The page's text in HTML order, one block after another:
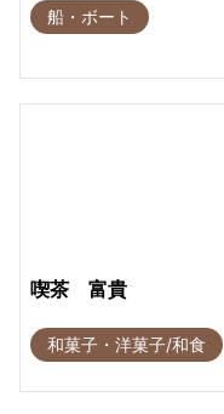
船・ボート
喫茶 富貴
和菓子・洋菓子/和食